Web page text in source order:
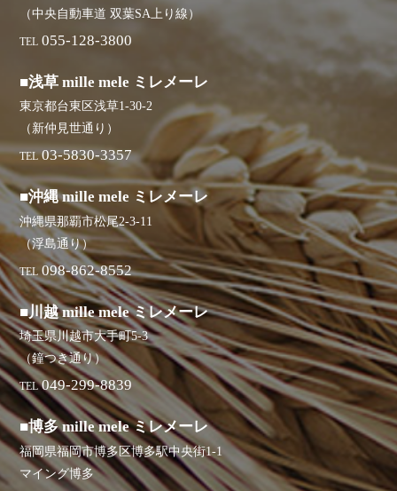
（中央自動車道 双葉SA上り線）
TEL 055-128-3800
■浅草 mille mele ミレメーレ
東京都台東区浅草1-30-2
（新仲見世通り）
TEL 03-5830-3357
■沖縄 mille mele ミレメーレ
沖縄県那覇市松尾2-3-11
（浮島通り）
TEL 098-862-8552
■川越 mille mele ミレメーレ
埼玉県川越市大手町5-3
（鐘つき通り）
TEL 049-299-8839
■博多 mille mele ミレメーレ
福岡県福岡市博多区博多駅中央街1-1
マイング博多